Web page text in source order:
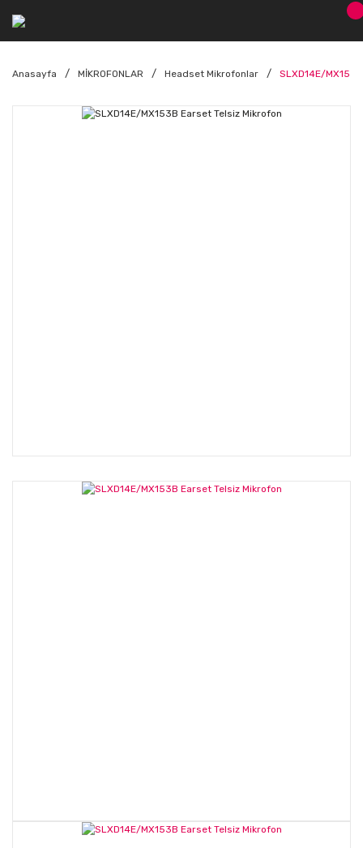
Anasayfa MİKROFONLAR Headset Mikrofonlar SLXD14E/